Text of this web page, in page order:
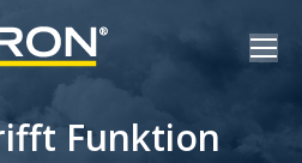
Funktion